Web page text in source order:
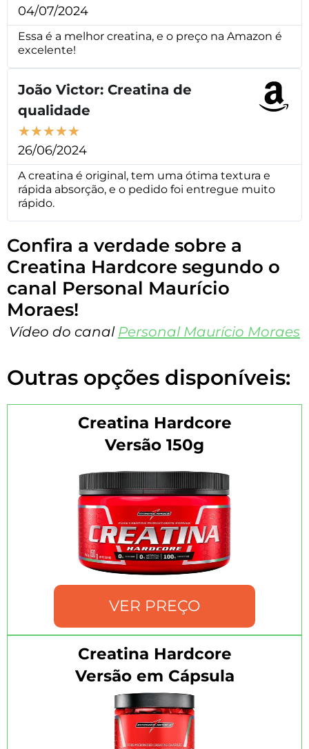
04/07/2024
Essa é a melhor creatina, e o preço na Amazon é
excelente!
João Victor: Creatina de
qualidade
★★★★★
26/06/2024
A creatina é original, tem uma ótima textura e
rápida absorção, e o pedido foi entregue muito
rápido.
Confira a verdade sobre a
Creatina Hardcore segundo o
canal Personal Maurício
Moraes!
Vídeo do canal Personal Maurício Moraes
Outras opções disponíveis:
Creatina Hardcore
Versão 150g
VER PREÇO
Creatina Hardcore
Versão em Cápsula